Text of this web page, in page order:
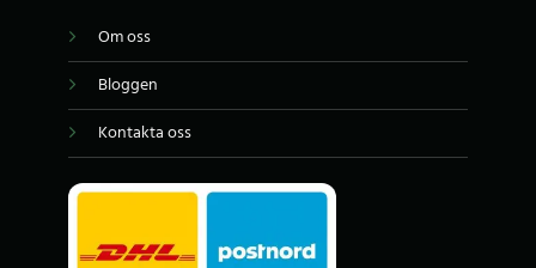
Om oss
Bloggen
Kontakta oss